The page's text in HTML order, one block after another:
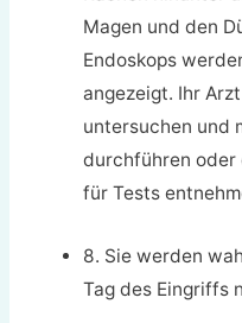
Magen und den
Endoskops
angezeigt. Ihr
untersuchen und
durchführen oder
für Tests
8. Sie werden
Tag des Eingriffs